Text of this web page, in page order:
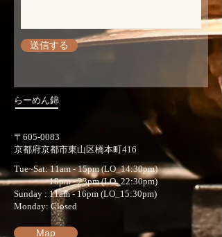
送信する
らーめん錦
〒605-0083
​京都府京都市東山区橋本町416
Tue~Sat: 11am - 15pm (LO_14:30pm)
18pm - 23pm (LO_22:30pm)
​Sunday : 11am - 16pm (LO_15:30pm)
​Monday: Closed
Map